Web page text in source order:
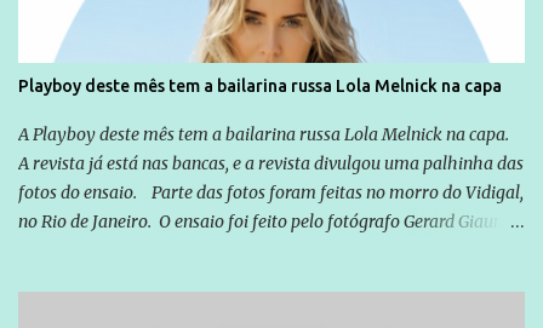
forma consistente a riqueza do conhecimento... Exemplo: o
cidadão brasileiro não precisa só ser informado sobre operações
da Lava Jato, Reformas que podem retirar ou não direitos, ou
quem vai ser preso ou não; é preciso levar até as pessoas, do mais
simples ao mais burguês, o que diz a nossa Constituição, quais são
seus direitos e deveres em ...
Playboy deste mês tem a bailarina russa Lola Melnick na capa
A Playboy deste mês tem a bailarina russa Lola Melnick na capa.
A revista já está nas bancas, e a revista divulgou uma palhinha das
fotos do ensaio. Parte das fotos foram feitas no morro do Vidigal,
no Rio de Janeiro. O ensaio foi feito pelo fotógrafo Gerard Giaume